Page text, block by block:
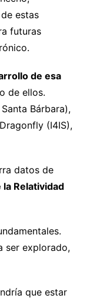
estas
futuras
de esa
de ellos.
Bárbara),
(I4IS),
datos de
Relatividad
ser explorado,
que estar